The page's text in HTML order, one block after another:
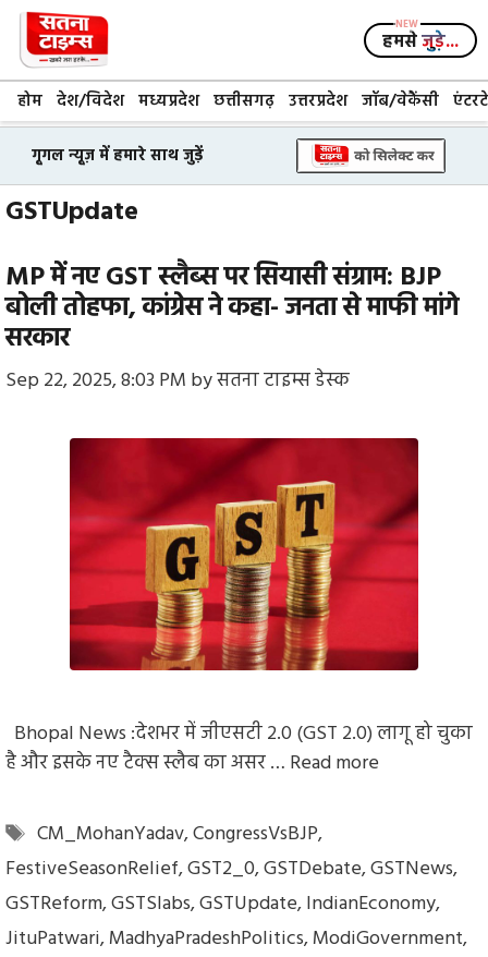
Skip
content
हमसेजुड़े...
होम देश/विदेश मध्यप्रदेश छत्तीसगढ़ उत्तरप्रदेश जॉब/वेकैंसी
गूगल न्यूज़ में हमारे साथ जुड़ें
GSTUpdate
MP में नए GST स्लैब्स पर सियासी संग्राम: BJP
बोली तोहफा, कांग्रेस ने कहा- जनता से माफी मांगे
सरकार
Sep 22, 2025, 8:03 PM byसतना टाइम्स डेस्क
Bhopal News :देशभर में जीएसटी 2.0 (GST 2.0) लागू हो चुका
है और इसके नए टैक्स स्लैब का असर … Read more
Tags
CM_MohanYadav,CongressVsBJP,
FestiveSeasonRelief,GST2_0,GSTDebate,GSTNews,
GSTReform,GSTSlabs,GSTUpdate,IndianEconomy,
JituPatwari,MadhyaPradeshPolitics,ModiGovernment,